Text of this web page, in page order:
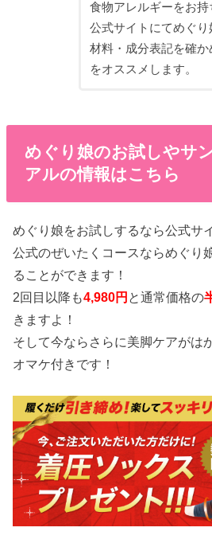
食物アレルギーをお
公式サイトにてめぐ
材料・成分表記を確
をオススメします。
めぐり娘のお試しやサ
アルの情報はこちら
めぐり娘をお試しするなら公式サ
公式のぜいたくコースならめぐり
ることができます！
2回目以降も4,980円 と通常価格の
きますよ！
そして今ならさらに美脚ケアがは
オマケ付きです！